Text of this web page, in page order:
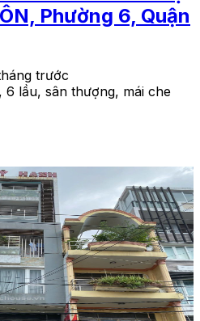
Phường 6, Quận
trước
6 lầu, sân thượng, mái che